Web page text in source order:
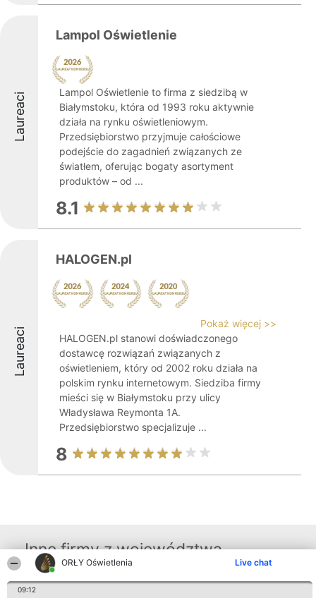
ORŁY Oświetlenia Live chat
09:12
Laureaci
Lampol Oświetlenie
Lampol Oświetlenie to firma z siedzibą w
Białymstoku, która od 1993 roku aktywnie
działa na rynku oświetleniowym.
Przedsiębiorstwo przyjmuje całościowe
podejście do zagadnień związanych ze
światłem, oferując bogaty asortyment
produktów – od ...
8.1
Laureaci
HALOGEN.pl
Pokaż więcej >>
HALOGEN.pl stanowi doświadczonego
dostawcę rozwiązań związanych z
oświetleniem, który od 2002 roku działa na
polskim rynku internetowym. Siedziba firmy
mieści się w Białymstoku przy ulicy
Władysława Reymonta 1A.
Przedsiębiorstwo specjalizuje ...
8
Inne firmy z województwa